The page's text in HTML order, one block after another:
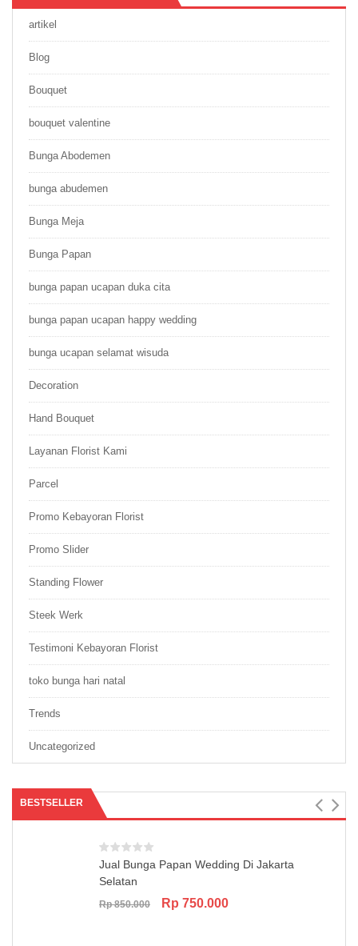
artikel
Blog
Bouquet
bouquet valentine
Bunga Abodemen
bunga abudemen
Bunga Meja
Bunga Papan
bunga papan ucapan duka cita
bunga papan ucapan happy wedding
bunga ucapan selamat wisuda
Decoration
Hand Bouquet
Layanan Florist Kami
Parcel
Promo Kebayoran Florist
Promo Slider
Standing Flower
Steek Werk
Testimoni Kebayoran Florist
toko bunga hari natal
Trends
Uncategorized
BESTSELLER
Jual Bunga Papan Wedding Di Jakarta
Selatan
Rp850.000
Original
Rp 750.000Current